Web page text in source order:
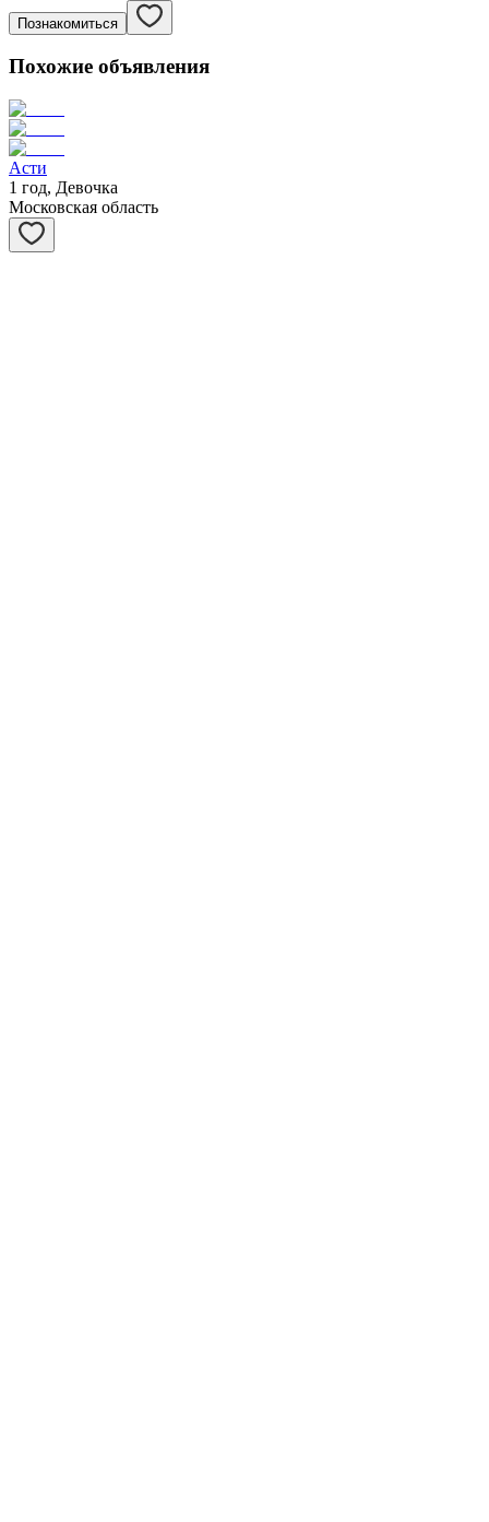
Познакомиться
Похожие объявления
Асти
1 год, Девочка
Московская область